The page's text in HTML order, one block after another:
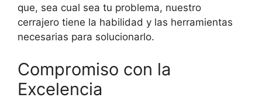
que, sea cual sea tu problema, nuestro
cerrajero tiene la habilidad y las herramientas
necesarias para solucionarlo.
Compromiso con la
Excelencia